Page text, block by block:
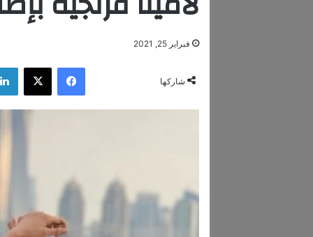
فبراير 25, 2021
شاركها
فيسبوك ‫X